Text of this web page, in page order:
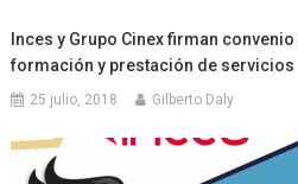
Inces y Grupo Cinex firman
formación y prestación de servicios
25 julio, 2018 Gilberto Daly